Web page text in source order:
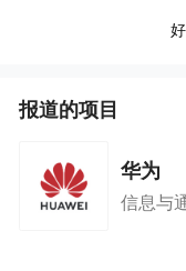
报道的项目
华为
信息与